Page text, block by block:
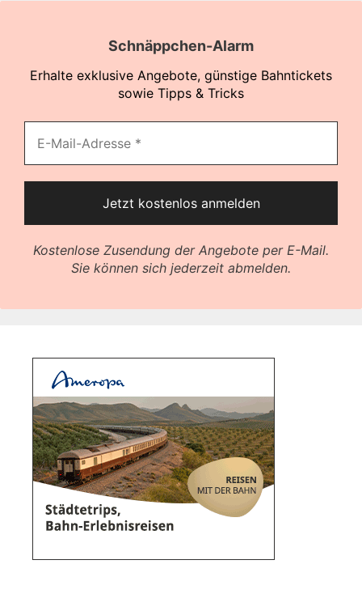
Schnäppchen-Alarm
Erhalte exklusive Angebote, günstige Bahntickets
sowie Tipps & Tricks
Kostenlose Zusendung der Angebote per E-Mail.
Sie können sich jederzeit abmelden.